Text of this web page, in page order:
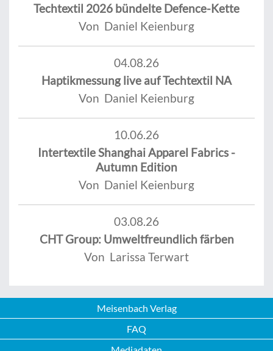
Techtextil 2026 bündelte Defence-Kette
Von Daniel Keienburg
04.08.26
Haptikmessung live auf Techtextil NA
Von Daniel Keienburg
10.06.26
Intertextile Shanghai Apparel Fabrics -
Autumn Edition
Von Daniel Keienburg
03.08.26
CHT Group: Umweltfreundlich färben
Von Larissa Terwart
Meisenbach Verlag
FAQ